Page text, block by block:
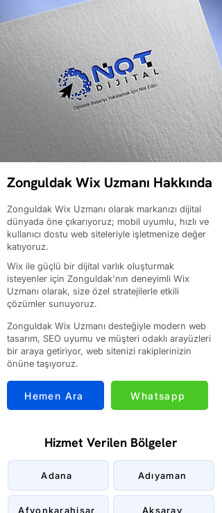
Zonguldak Wix Uzmanı Hakkında
Zonguldak Wix Uzmanı olarak markanızı dijital
dünyada öne çıkarıyoruz; mobil uyumlu, hızlı ve
kullanıcı dostu web siteleriyle işletmenize değer
katıyoruz.
Wix ile güçlü bir dijital varlık oluşturmak
isteyenler için Zonguldak'nın deneyimli Wix
Uzmanı olarak, size özel stratejilerle etkili
çözümler sunuyoruz.
Zonguldak Wix Uzmanı desteğiyle modern web
tasarım, SEO uyumu ve müşteri odaklı arayüzleri
bir araya getiriyor, web sitenizi rakiplerinizin
önüne taşıyoruz.
Hemen Ara Whatsapp
Hizmet Verilen Bölgeler
Adana
Afyonkarahisar
Adıyaman
Aksaray